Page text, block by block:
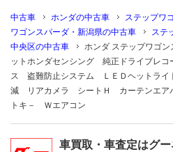
中古車 ホンダの中古車 ステップワ
ワゴンスパーダ・新潟県の中古車
ステ
中央区の中古車
ホンダ ステップワゴン
ットホンダセンシング 純正ドライブレ
ス 盗難防止システム ＬＥＤヘットラ
減 リアカメラ シートＨ カーテンエア
トキ－ Ｗエアコン
車買取・車査定はグ